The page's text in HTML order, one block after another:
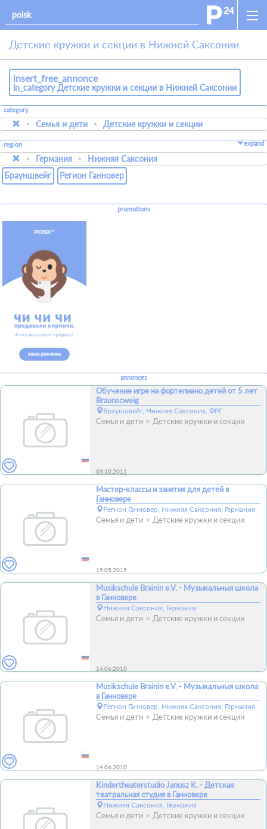
Детские кружки и секции в Нижней Саксонии
insert_free_annonce
in_category Детские кружки и секции в Нижней Саксонии
category
Семья и дети Детские кружки и секции
region expand
Германия
Нижняя Саксония
Брауншвейг
Регион Ганновер
promotions
annonces
Обучение игре на фортепиано детей от 5 лет
Braunscweig
Брауншвейг, Нижняя Саксония, ФРГ
Семья и дети Детские кружки и секции
03.10.2015
Мастер-классы и занятия для детей в
Ганновере
Регион Ганновер, Нижняя Саксония, Германия
Семья и дети Детские кружки и секции
19.05.2015
Musikschule Brainin e.V. - Музыкальныя школа
в Ганновере
Нижняя Саксония, Германия
Семья и дети Детские кружки и секции
14.06.2010
Musikschule Brainin e.V. - Музыкальныя школа
в Ганновере
Регион Ганновер, Нижняя Саксония, Германия
Семья и дети Детские кружки и секции
14.06.2010
Kindertheaterstudio Janusz K. - Детская
театральная студия в Ганновере
Нижняя Саксония, Германия
Семья и дети Детские кружки и секции